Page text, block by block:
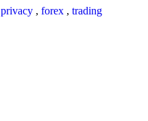
privacy , forex , trading